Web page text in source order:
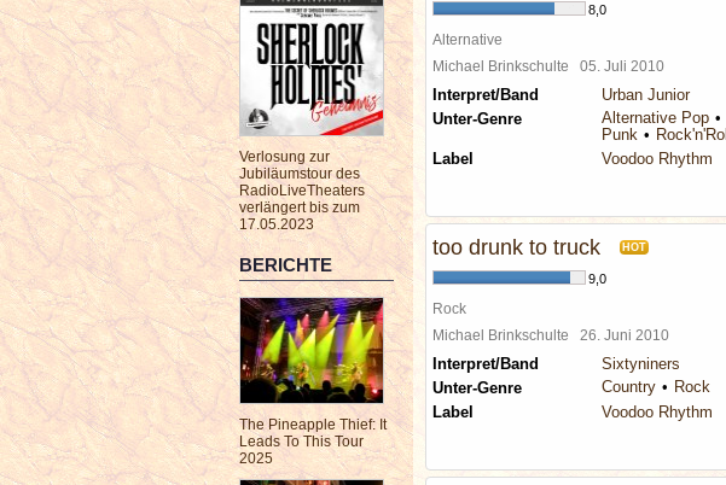
Verlosung zur
Jubiläumstour des
RadioLiveTheaters
verlängert bis zum
17.05.2023
BERICHTE
The Pineapple Thief: It
Leads To This Tour
2025
8,0
Alternative
Michael Brinkschulte 05. Juli 2010
Interpret/Band
Urban Junior
Unter-Genre
Alternative Pop
Punk
Rock'n'Roll
Label
Voodoo Rhythm
too drunk to truck HOT
9,0
Rock
Michael Brinkschulte 26. Juni 2010
Interpret/Band
Sixtyniners
Unter-Genre
Country
Rock
Label
Voodoo Rhythm